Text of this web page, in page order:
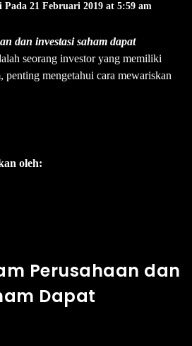
21 Februari 2019 at 5:59 am
dan investasi saham dapat
seorang investor yang memiliki
penting mengetahui cara mewariskan
oleh:
Perusahaan dan
Dapat